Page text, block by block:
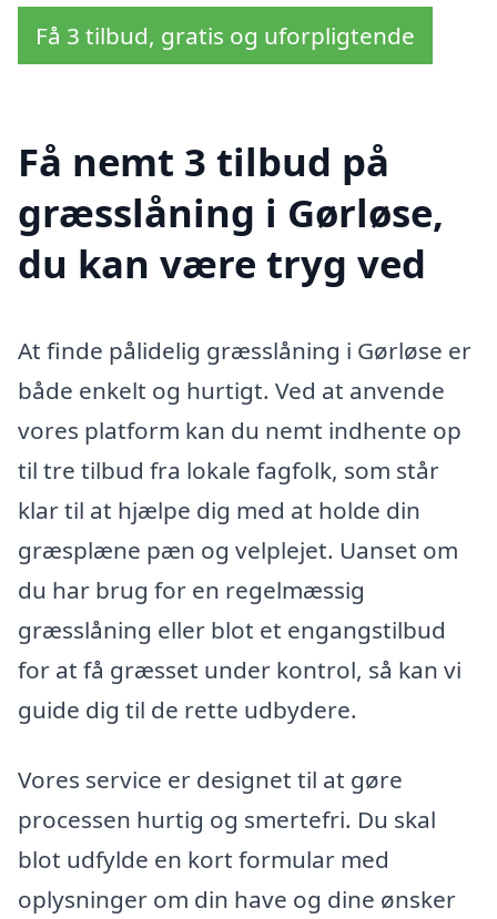
Få 3 tilbud, gratis og uforpligtende
Få nemt 3 tilbud på
græsslåning i Gørløse,
du kan være tryg ved
At finde pålidelig græsslåning i Gørløse er
både enkelt og hurtigt. Ved at anvende
vores platform kan du nemt indhente op
til tre tilbud fra lokale fagfolk, som står
klar til at hjælpe dig med at holde din
græsplæne pæn og velplejet. Uanset om
du har brug for en regelmæssig
græsslåning eller blot et engangstilbud
for at få græsset under kontrol, så kan vi
guide dig til de rette udbydere.
Vores service er designet til at gøre
processen hurtig og smertefri. Du skal
blot udfylde en kort formular med
oplysninger om din have og dine ønsker